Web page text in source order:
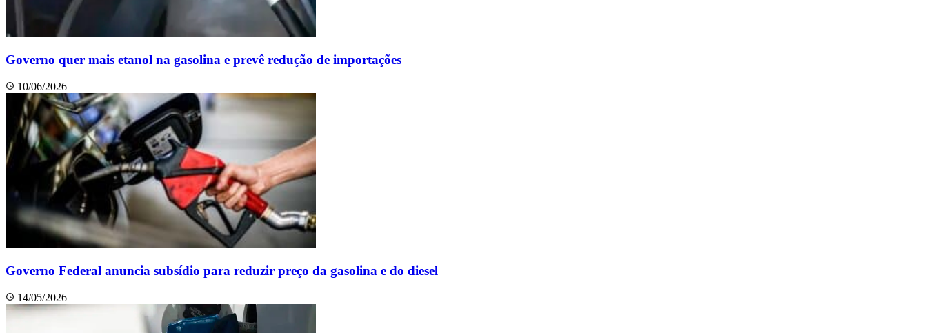
Governo quer mais etanol na gasolina e prevê redução de importações
10/06/2026
Governo Federal anuncia subsídio para reduzir preço da gasolina e do diesel
14/05/2026